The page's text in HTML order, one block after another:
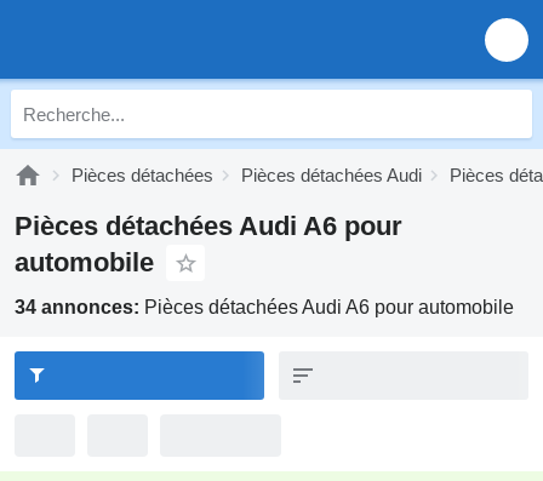
Pièces détachées Pièces détachées Audi Pièces
Pièces détachées Audi A6 pour
automobile
34 annonces: Pièces détachées Audi A6 pour automobile